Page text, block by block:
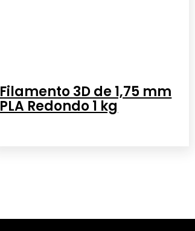
Filamento 3D de 1,75 mm
PLA Redondo 1 kg